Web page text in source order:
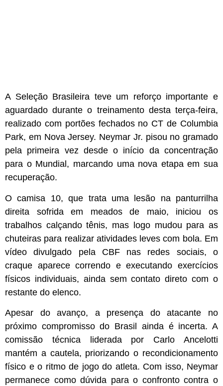
A Seleção Brasileira teve um reforço importante e
aguardado durante o treinamento desta terça-feira,
realizado com portões fechados no CT de Columbia
Park, em Nova Jersey. Neymar Jr. pisou no gramado
pela primeira vez desde o início da concentração
para o Mundial, marcando uma nova etapa em sua
recuperação.
O camisa 10, que trata uma lesão na panturrilha
direita sofrida em meados de maio, iniciou os
trabalhos calçando tênis, mas logo mudou para as
chuteiras para realizar atividades leves com bola. Em
vídeo divulgado pela CBF nas redes sociais, o
craque aparece correndo e executando exercícios
físicos individuais, ainda sem contato direto com o
restante do elenco.
Apesar do avanço, a presença do atacante no
próximo compromisso do Brasil ainda é incerta. A
comissão técnica liderada por Carlo Ancelotti
mantém a cautela, priorizando o recondicionamento
físico e o ritmo de jogo do atleta. Com isso, Neymar
permanece como dúvida para o confronto contra o